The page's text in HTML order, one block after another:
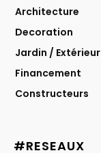
Architecture
Decoration
Jardin / Extérieur
Financement
Constructeurs
#RESEAUX